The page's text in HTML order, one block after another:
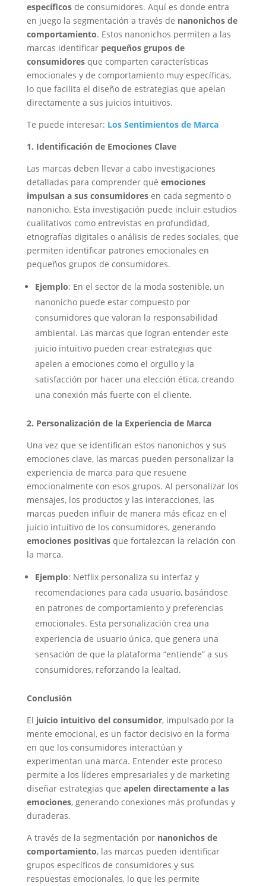
específicosde consumidores. Aquí es donde entra
en juego la segmentación a través de nanonichos de
comportamiento. Estos nanonichos permiten a las
marcas identificar pequeños grupos de
consumidoresque comparten características
emocionales y de comportamiento muy específicas,
lo que facilita el diseño de estrategias que apelan
directamente a sus juicios intuitivos.
Te puede interesar: Los Sentimientos de Marca
1. Identificación de Emociones Clave
Las marcas deben llevar a cabo investigaciones
detalladas para comprender qué emociones
impulsan a sus consumidoresen cada segmento o
nanonicho. Esta investigación puede incluir estudios
cualitativos como entrevistas en profundidad,
etnografías digitales o análisis de redes sociales, que
permiten identificar patrones emocionales en
pequeños grupos de consumidores.
Ejemplo: En el sector de la moda sostenible, un
nanonicho puede estar compuesto por
consumidores que valoran la responsabilidad
ambiental. Las marcas que logran entender este
juicio intuitivo pueden crear estrategias que
apelen a emociones como el orgullo y la
satisfacción por hacer una elección ética, creando
una conexión más fuerte con el cliente.
2. Personalización de la Experiencia de Marca
Una vez que se identifican estos nanonichos y sus
emociones clave, las marcas pueden personalizar la
experiencia de marca para que resuene
emocionalmente con esos grupos. Al personalizar los
mensajes, los productos y las interacciones, las
marcas pueden influir de manera más eficaz en el
juicio intuitivo de los consumidores, generando
emociones positivasque fortalezcan la relación con
la marca.
Ejemplo: Netflix personaliza su interfaz y
recomendaciones para cada usuario, basándose
en patrones de comportamiento y preferencias
emocionales. Esta personalización crea una
experiencia de usuario única, que genera una
sensación de que la plataforma “entiende” a sus
consumidores, reforzando la lealtad.
Conclusión
El juicio intuitivo del consumidor, impulsado por la
mente emocional, es un factor decisivo en la forma
en que los consumidores interactúan y
experimentan una marca. Entender este proceso
permite a los líderes empresariales y de marketing
diseñar estrategias que apelen directamente a las
emociones, generando conexiones más profundas y
duraderas.
A través de la segmentación por nanonichos de
comportamiento, las marcas pueden identificar
grupos específicos de consumidores y sus
respuestas emocionales, lo que les permite